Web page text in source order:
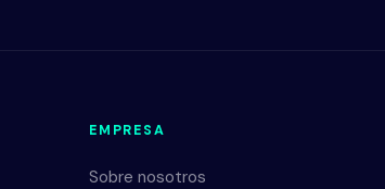
EMPRESA
Sobre nosotros